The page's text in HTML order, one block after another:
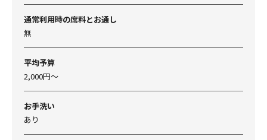
通常利用時の席料とお通し
無
平均予算
2,000円～
お手洗い
あり